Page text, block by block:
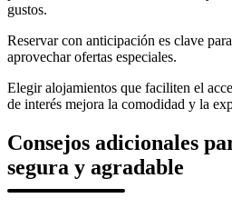
gustos.
Reservar con anticipación es clave
aprovechar ofertas especiales.
Elegir alojamientos que faciliten el
de interés mejora la comodidad y la
Consejos adicionales
segura y agradable